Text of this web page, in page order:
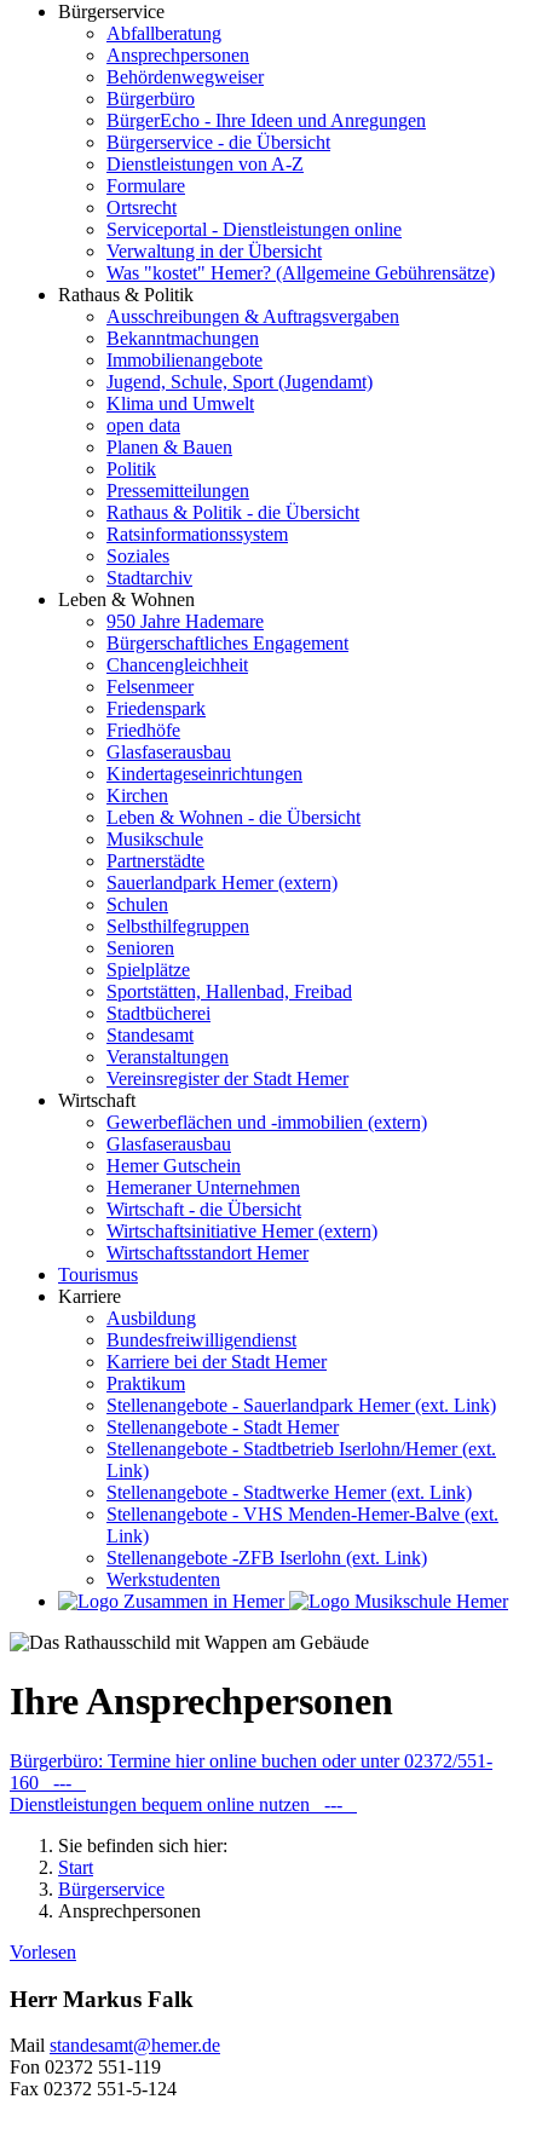
Bürgerservice
Abfallberatung
Ansprechpersonen
Behördenwegweiser
Bürgerbüro
BürgerEcho - Ihre Ideen und Anregungen
Bürgerservice - die Übersicht
Dienstleistungen von A-Z
Formulare
Ortsrecht
Serviceportal - Dienstleistungen online
Verwaltung in der Übersicht
Was "kostet" Hemer? (Allgemeine Gebührensätze)
Rathaus & Politik
Ausschreibungen & Auftragsvergaben
Bekanntmachungen
Immobilienangebote
Jugend, Schule, Sport (Jugendamt)
Klima und Umwelt
open data
Planen & Bauen
Politik
Pressemitteilungen
Rathaus & Politik - die Übersicht
Ratsinformationssystem
Soziales
Stadtarchiv
Leben & Wohnen
950 Jahre Hademare
Bürgerschaftliches Engagement
Chancengleichheit
Felsenmeer
Friedenspark
Friedhöfe
Glasfaserausbau
Kindertageseinrichtungen
Kirchen
Leben & Wohnen - die Übersicht
Musikschule
Partnerstädte
Sauerlandpark Hemer (extern)
Schulen
Selbsthilfegruppen
Senioren
Spielplätze
Sportstätten, Hallenbad, Freibad
Stadtbücherei
Standesamt
Veranstaltungen
Vereinsregister der Stadt Hemer
Wirtschaft
Gewerbeflächen und -immobilien (extern)
Glasfaserausbau
Hemer Gutschein
Hemeraner Unternehmen
Wirtschaft - die Übersicht
Wirtschaftsinitiative Hemer (extern)
Wirtschaftsstandort Hemer
Tourismus
Karriere
Ausbildung
Bundesfreiwilligendienst
Karriere bei der Stadt Hemer
Praktikum
Stellenangebote - Sauerlandpark Hemer (ext. Link)
Stellenangebote - Stadt Hemer
Stellenangebote - Stadtbetrieb Iserlohn/Hemer (ext.
Link)
Stellenangebote - Stadtwerke Hemer (ext. Link)
Stellenangebote - VHS Menden-Hemer-Balve (ext.
Link)
Stellenangebote -ZFB Iserlohn (ext. Link)
Werkstudenten
Ihre Ansprechpersonen
Bürgerbüro: Termine hier online buchen oder unter 02372/551-
160 ---
Dienstleistungen bequem online nutzen ---
Sie befinden sich hier:
Start
Bürgerservice
Ansprechpersonen
Vorlesen
Herr Markus Falk
Mail standesamt@​hemer.de
Fon 02372 551-119
Fax 02372 551-5-124